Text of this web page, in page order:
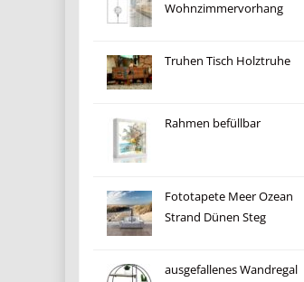
Wohnzimmervorhang
Truhen Tisch Holztruhe
Rahmen befüllbar
Fototapete Meer Ozean
Strand Dünen Steg
ausgefallenes Wandregal